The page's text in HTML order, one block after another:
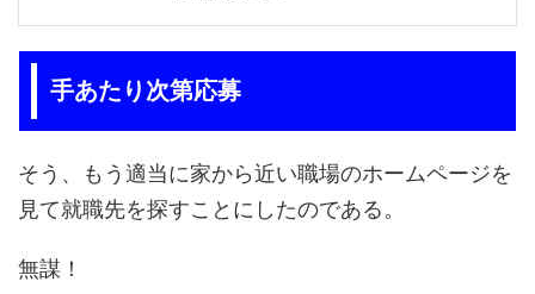
手あたり次第応募
そう、もう適当に家から近い職場のホームページを
見て就職先を探すことにしたのである。
無謀！